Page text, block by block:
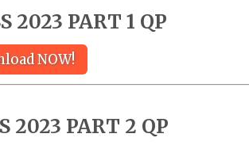
2023 PART 1 QP
NOW!
2023 PART 2 QP